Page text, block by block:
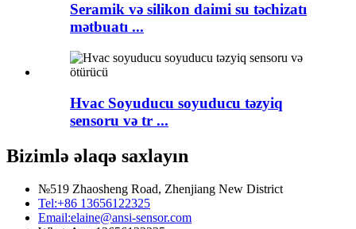
Seramik və silikon daimi su təchizatı
mətbuatı ...
Hvac Soyuducu soyuducu təzyiq
sensoru və tr ...
Bizimlə əlaqə saxlayın
№519 Zhaosheng Road, Zhenjiang New District
Tel:+86 13656122325
Email:elaine@ansi-sensor.com